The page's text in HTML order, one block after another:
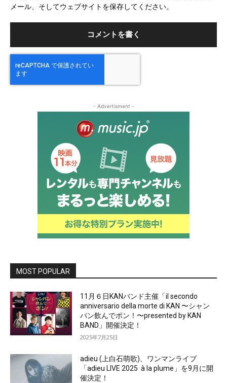
メール、そしてウェブサイトを保存してください。
- Advertisment -
MOST POPULAR
11月６日KANバンド主催「il secondo
anniversario della morte di KAN 〜シャン
パン飲んでポン！〜presented by KAN
BAND」開催決定！
2025年7月25日
adieu (上白石萌歌)、ワンマンライブ
「adieu LIVE 2025 à la plume」を9月に開
催決定！